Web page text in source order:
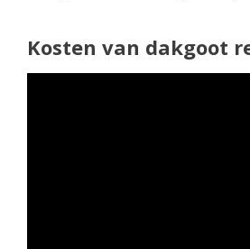
Kosten van dakgoot